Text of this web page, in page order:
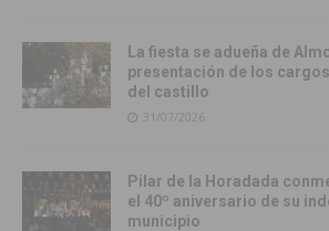
La fiesta se adueña de
presentación de los
del castillo
31/07/2026
Pilar de la Horadada
el 40º aniversario de su
municipio